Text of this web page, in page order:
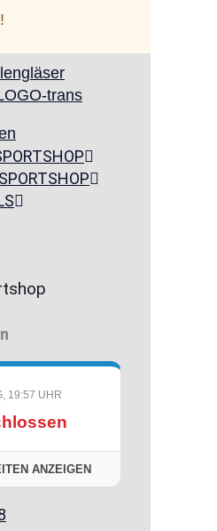
19:57 UHR
ANZEIGEN